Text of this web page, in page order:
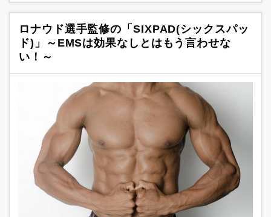
ロナウド選手監修の「SIXPAD(シックスパッ
ド)」～EMSは効果なしとはもう言わせな
い！～